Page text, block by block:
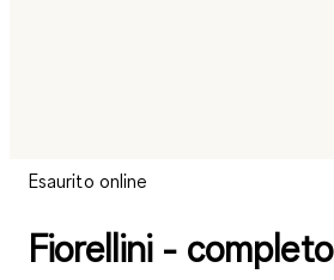
Esaurito online
Fiorellini -